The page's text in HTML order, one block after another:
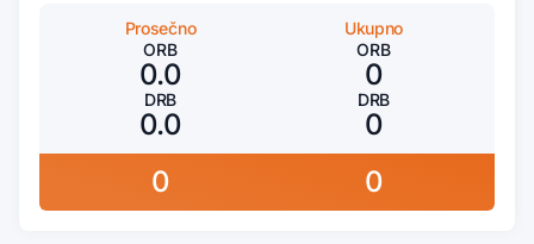
Prosečno
ORB
0.0
DRB
0.0
Ukupno
ORB
0
DRB
0
0
0